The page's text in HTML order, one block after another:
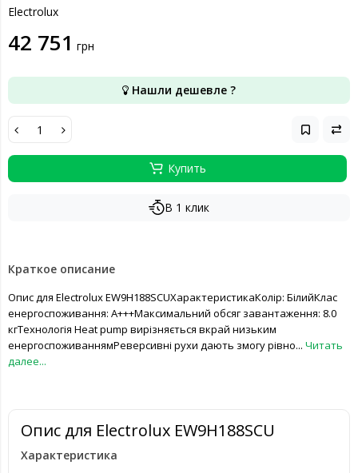
Electrolux
42 751 грн
Нашли дешевле ?
Купить
В 1 клик
Краткое описание
Опис для Electrolux EW9H188SCUХарактеристикаКолір: БілийКлас
енергоспоживання: A+++Максимальний обсяг завантаження: 8.0
кгТехнологія Heat pump вирізняється вкрай низьким
енергоспоживаннямРеверсивні рухи дають змогу рівно... Читать
далее...
Опис для Electrolux EW9H188SCU
Характеристика